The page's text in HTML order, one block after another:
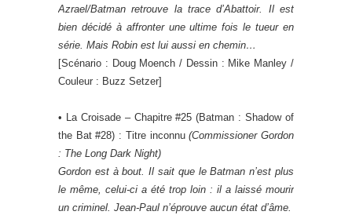
Azrael/Batman retrouve la trace d’Abattoir. Il est
bien décidé à affronter une ultime fois le tueur en
série. Mais Robin est lui aussi en chemin…
[Scénario : Doug Moench / Dessin : Mike Manley /
Couleur : Buzz Setzer]
• La Croisade – Chapitre #25 (Batman : Shadow of
the Bat #28) : Titre inconnu(Commissioner Gordon
: The Long Dark Night)
Gordon est à bout. Il sait que le Batman n’est plus
le même, celui-ci a été trop loin : il a laissé mourir
un criminel. Jean-Paul n’éprouve aucun état d’âme.